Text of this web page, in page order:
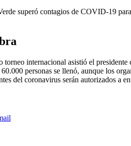
internacional asistió el presidente
personas se llenó, aunque los
del coronavirus serán autorizados